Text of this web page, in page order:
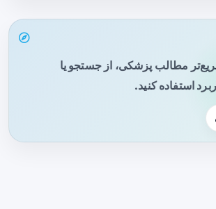
مطالب پزشکی، از جستجو یا
استفاده کنید.